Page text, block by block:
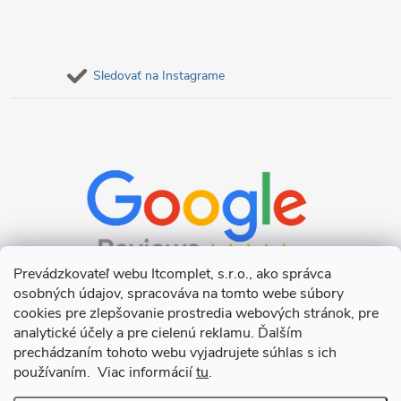
Prevádzkovateľ webu Itcomplet, s.r.o., ako správca
osobných údajov, spracováva na tomto webe súbory
cookies pre zlepšovanie prostredia webových stránok, pre
analytické účely a pre cielenú reklamu. Ďalším
prechádzaním tohoto webu vyjadrujete súhlas s ich
používaním. Viac informáciítu.
Sledovať na Instagrame